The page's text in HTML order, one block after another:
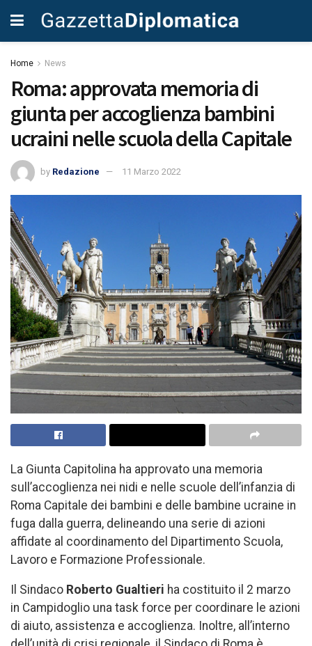
Home News
Roma: approvata memoria di
giunta per accoglienza bambini
ucraini nelle scuola della Capitale
by Redazione 11 Marzo 2022
La Giunta Capitolina ha approvato una memoria
sull’accoglienza nei nidi e nelle scuole dell’infanzia di
Roma Capitale dei bambini e delle bambine ucraine in
fuga dalla guerra, delineando una serie di azioni
affidate al coordinamento del Dipartimento Scuola,
Lavoro e Formazione Professionale.
Il Sindaco Roberto Gualtieri ha costituito il 2 marzo
in Campidoglio una task force per coordinare le azioni
di aiuto, assistenza e accoglienza. Inoltre, all’interno